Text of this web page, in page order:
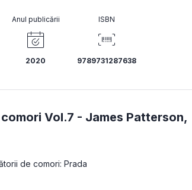
Anul publicării
2020
ISBN
9789731287638
Vol.7 - James Patterson,
de comori: Prada